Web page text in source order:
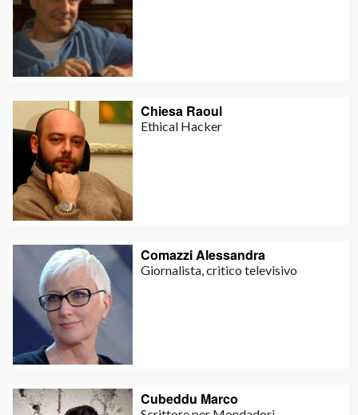
Chiesa Raoul
Ethical Hacker
Comazzi Alessandra
Giornalista, critico televisivo
Cubeddu Marco